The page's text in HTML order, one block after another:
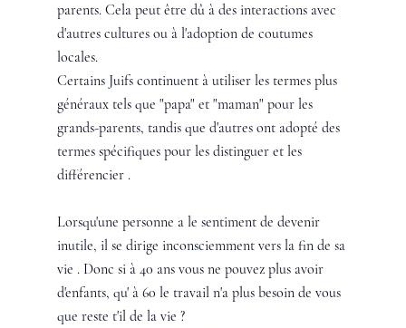
parents. Cela peut être dû à des interactions avec
d'autres cultures ou à l'adoption de coutumes
locales.
Certains Juifs continuent à utiliser les termes plus
généraux tels que "papa" et "maman" pour les
grands-parents, tandis que d'autres ont adopté des
termes spécifiques pour les distinguer et les
différencier .
Lorsqu'une personne a le sentiment de devenir
inutile, il se dirige inconsciemment vers la fin de sa
vie . Donc si à 40 ans vous ne pouvez plus avoir
d'enfants, qu' à 60 le travail n'a plus besoin de vous
que reste t'il de la vie ?